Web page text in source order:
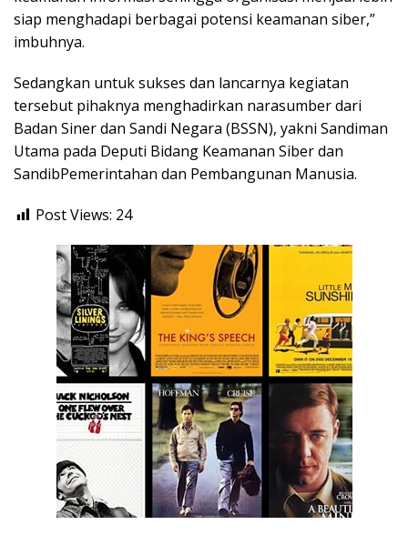
siap menghadapi berbagai potensi keamanan siber,”
imbuhnya.
Sedangkan untuk sukses dan lancarnya kegiatan
tersebut pihaknya menghadirkan narasumber dari
Badan Siner dan Sandi Negara (BSSN), yakni Sandiman
Utama pada Deputi Bidang Keamanan Siber dan
SandibPemerintahan dan Pembangunan Manusia.
Post Views: 24